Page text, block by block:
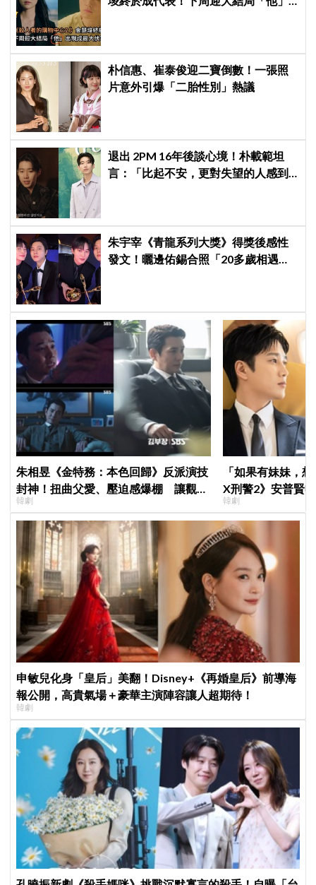
朴信惠、崔泰俊迎二寶倒數！一張照
片意外引爆「二胎性別」熱議
退出 2PM 16年後談心境！朴載範坦
言：「比起不安，更對失望的人感到
朱宇宰《青龍系列大獎》得獎後感性
發文！曬邊佑錫合照「20多歲相遇，
朱相昱《金特務：本色回歸》反派演技
封神！扭曲父愛、壓迫感爆棚 讓觀眾
毛骨悚然
韓劇
「如果有妹妹，
X刑警2》安普賢
哥哥們都認證的
韓劇
申敏兒化身「皇后」美翻！Disney+《再婚皇后》前導海
報公開，高貴氣場＋豪華主演陣容讓人超期待！
韓劇